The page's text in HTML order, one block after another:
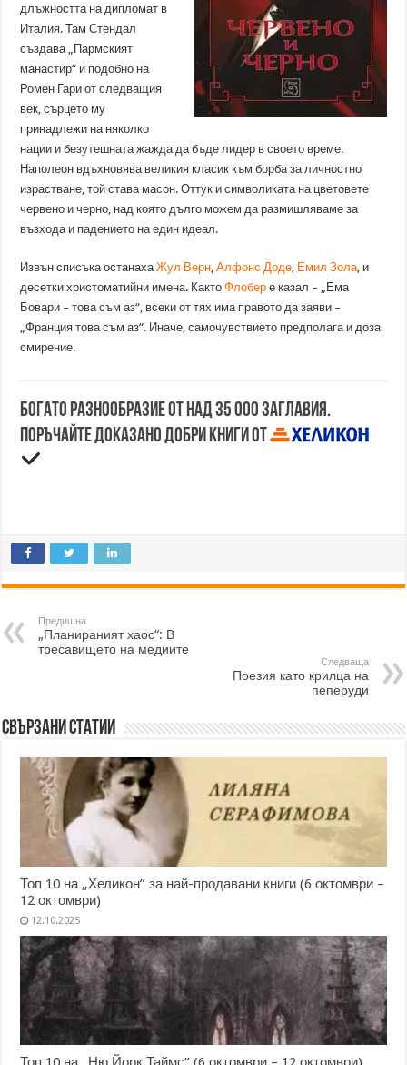
длъжността на дипломат в
Италия. Там Стендал
създава „Пармският
манастир“ и подобно на
Ромен Гари от следващия
век, сърцето му
принадлежи на няколко
нации и безутешната жажда да бъде лидер в своето време.
Наполеон вдъхновява великия класик към борба за личностно
израстване, той става масон. Оттук и символиката на цветовете
червено и черно, над която дълго можем да размишляваме за
възхода и падението на един идеал.
Извън списъка останахаЖул Верн, Алфонс Доде, Емил Зола, и
десетки христоматийни имена. КактоФлобер е казал – „Ема
Бовари – това съм аз“, всеки от тях има правото да заяви –
„Франция това съм аз“. Иначе, самочувствието предполага и доза
смирение.
Богато разнообразие от над 35 000 заглавия.
Поръчайте доказано добри книги от
Предишна
„Планираният хаос“: В
тресавището на медиите
Следваща
Поезия като крилца на
пеперуди
Свързани статии
Топ 10 на „Хеликон” за най-продавани книги (6 октомври –
12 октомври)
12.10.2025